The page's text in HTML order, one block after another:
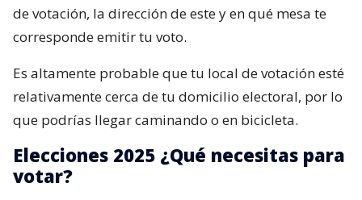
de votación, la dirección de este y en qué mesa te
corresponde emitir tu voto.
Es altamente probable que tu local de votación esté
relativamente cerca de tu domicilio electoral, por lo
que podrías llegar caminando o en bicicleta.
Elecciones 2025 ¿Qué necesitas para
votar?